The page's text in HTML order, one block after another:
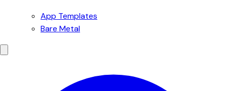
App Templates
Bare Metal